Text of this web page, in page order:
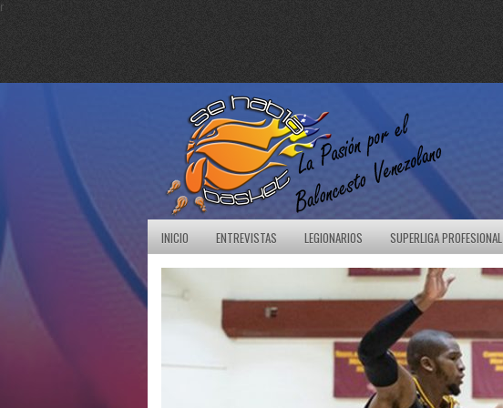
r
INICIO ENTREVISTAS LEGIONARIOS SUPERLIGA PROFESIONAL